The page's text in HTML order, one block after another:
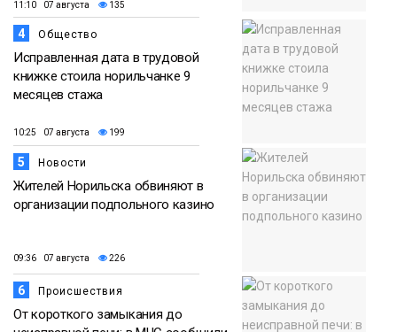
11:10 07 августа 135
4 Общество
Исправленная дата в трудовой
книжке стоила норильчанке 9
месяцев стажа
10:25 07 августа 199
5 Новости
Жителей Норильска обвиняют в
организации подпольного казино
09:36 07 августа 226
6 Происшествия
От короткого замыкания до